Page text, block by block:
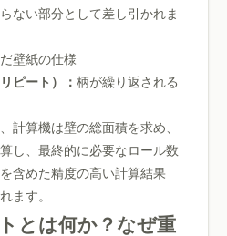
ない部分として差し引かれま
壁紙の仕様
ピート）： 柄が繰り返される
計算機は壁の総面積を求め、
し、最終的に必要なロール数
含めた精度の高い計算結果
ます。
とは何か？なぜ重